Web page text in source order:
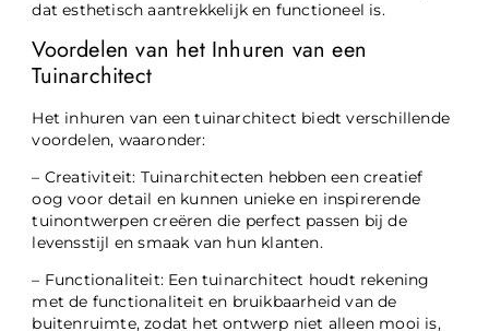
dat esthetisch aantrekkelijk en functioneel is.
Voordelen van het Inhuren van een
Tuinarchitect
Het inhuren van een tuinarchitect biedt verschillende
voordelen, waaronder:
– Creativiteit: Tuinarchitecten hebben een creatief
oog voor detail en kunnen unieke en inspirerende
tuinontwerpen creëren die perfect passen bij de
levensstijl en smaak van hun klanten.
– Functionaliteit: Een tuinarchitect houdt rekening
met de functionaliteit en bruikbaarheid van de
buitenruimte, zodat het ontwerp niet alleen mooi is,